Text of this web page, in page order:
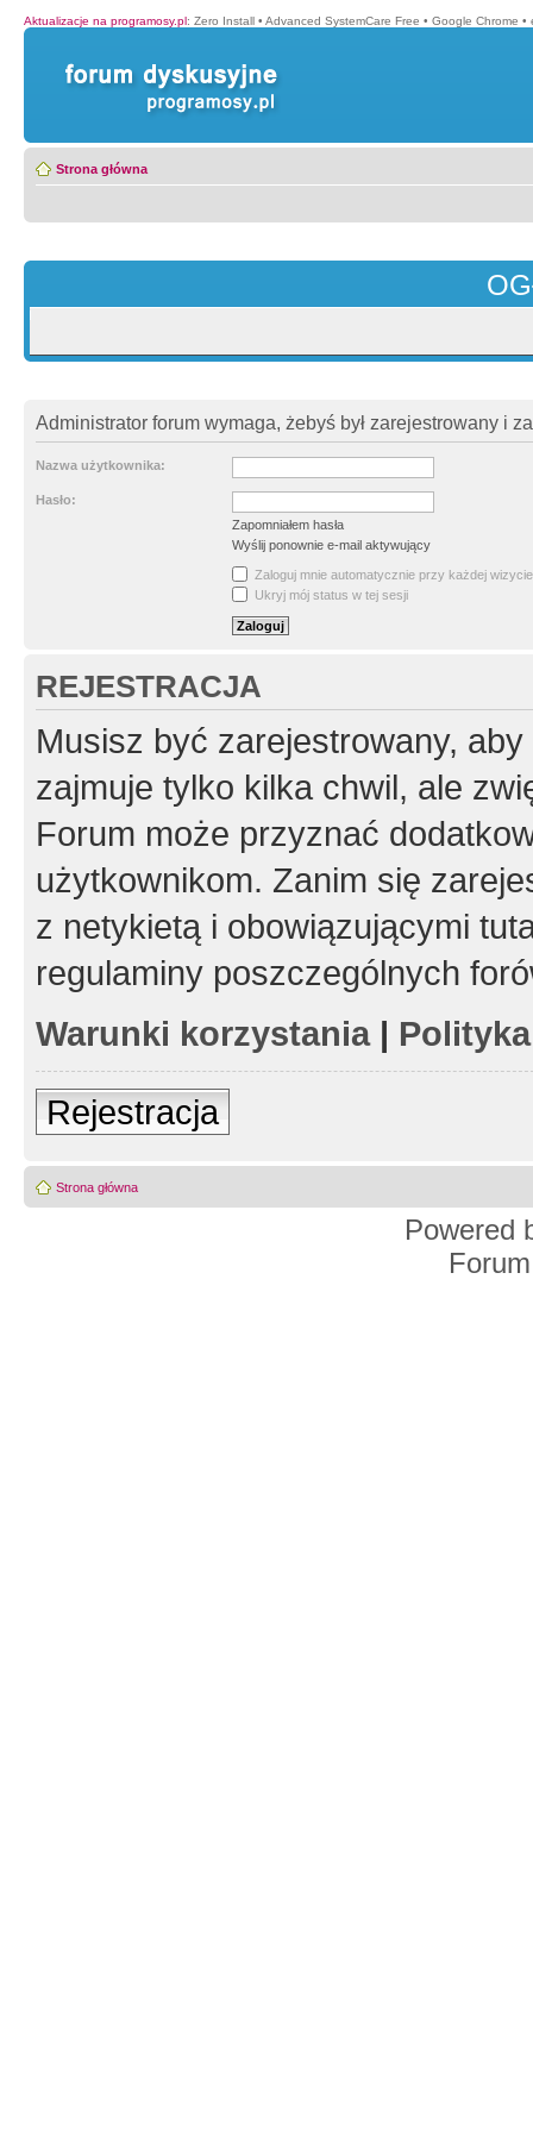
Aktualizacje na programosy.pl: Zero Install • Advanced SystemCare Free • Google Chrome •
Strona główna
Administrator forum wymaga, żebyś był zarejestrowany i
Nazwa użytkownika:
Hasło:
Zapomniałem hasła
Wyślij ponownie e-mail aktywujący
Zaloguj mnie automatycznie przy każdej wizycie
Ukryj mój status w tej sesji
REJESTRACJA
Musisz być zarejestrowany,
zajmuje tylko kilka chwil, ale
Forum może przyznać
użytkownikom. Zanim się
z netykietą i obowiązującymi
regulaminy poszczególnych
Warunki korzystania|
Rejestracja
Strona główna
Powered